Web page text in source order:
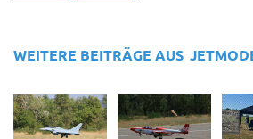
WEITERE BEITRÄGE AUS